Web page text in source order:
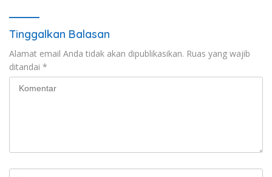
Tinggalkan Balasan
Alamat email Anda tidak akan dipublikasikan. Ruas yang wajib
ditandai *